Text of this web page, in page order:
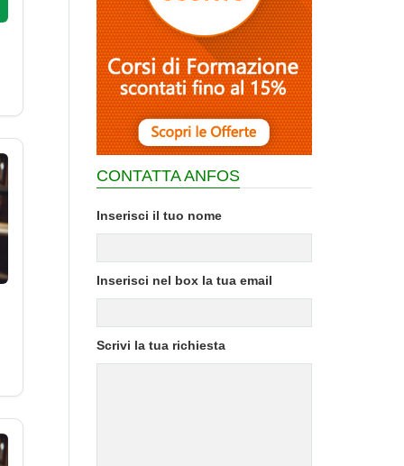
CONTATTA ANFOS
Inserisci il tuo nome
Inserisci nel box la tua email
Scrivi la tua richiesta